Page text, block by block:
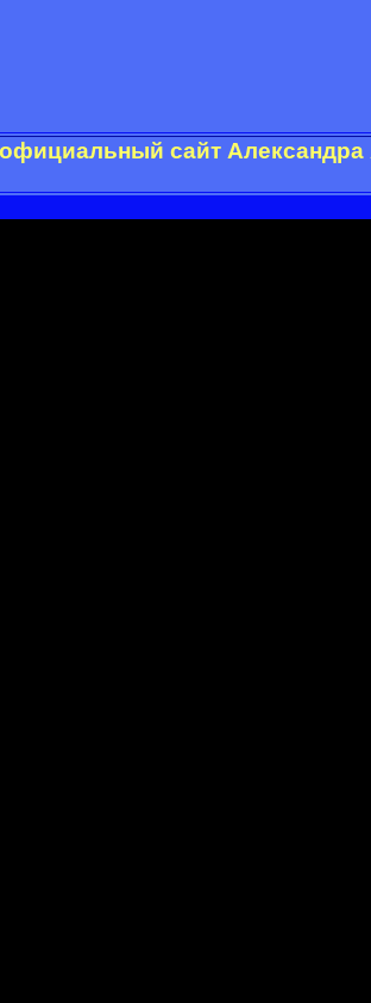
сайт Александра